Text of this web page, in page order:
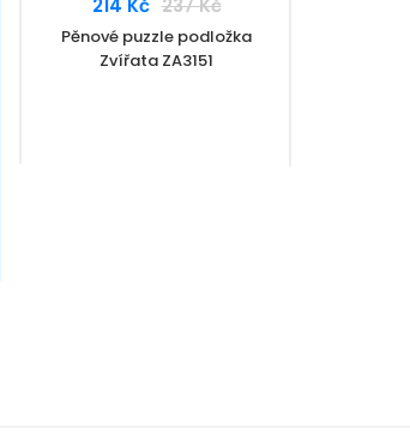
214 Kč 237 Kč
Pěnové puzzle podložka
Zvířata ZA3151